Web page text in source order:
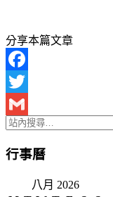
分享本篇文章
Facebook
Twitter
Gmail
行事曆
八月 2026